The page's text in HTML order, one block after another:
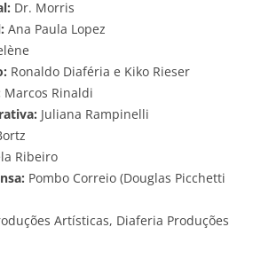
Dr. Morris
Ana Paula Lopez
Ronaldo Diaféria e Kiko Rieser
Marcos Rinaldi
Juliana Rampinelli
Ribeiro
Pombo Correio (Douglas Picchetti
Artísticas, Diaferia Produções